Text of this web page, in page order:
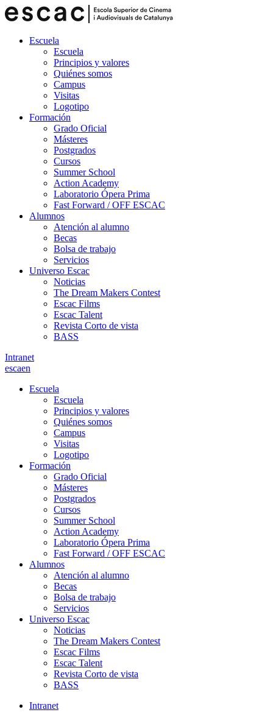
Escuela
Escuela
Principios y valores
Quiénes somos
Campus
Visitas
Logotipo
Formación
Grado Oficial
Másteres
Postgrados
Cursos
Summer School
Action Academy
Laboratorio Ópera Prima
Fast Forward / OFF ESCAC
Alumnos
Atención al alumno
Becas
Bolsa de trabajo
Servicios
Universo Escac
Noticias
The Dream Makers Contest
Escac Films
Escac Talent
Revista Corto de vista
BASS
Intranet
escaen
Escuela
Escuela
Principios y valores
Quiénes somos
Campus
Visitas
Logotipo
Formación
Grado Oficial
Másteres
Postgrados
Cursos
Summer School
Action Academy
Laboratorio Ópera Prima
Fast Forward / OFF ESCAC
Alumnos
Atención al alumno
Becas
Bolsa de trabajo
Servicios
Universo Escac
Noticias
The Dream Makers Contest
Escac Films
Escac Talent
Revista Corto de vista
BASS
Intranet